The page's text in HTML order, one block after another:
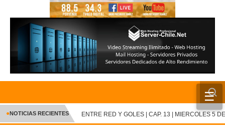
☰
INICIO
CRÓNICA
●NOTICIAS RECIENTES ENTRE RED Y GOLES | CAP. 13 | MIERCOLES 5 DE